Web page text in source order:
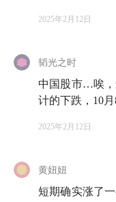
2025年2月12日
韬光之时
中国股市…唉，
计的下跌，10
2025年2月12日
黄妞妞
短期确实涨了